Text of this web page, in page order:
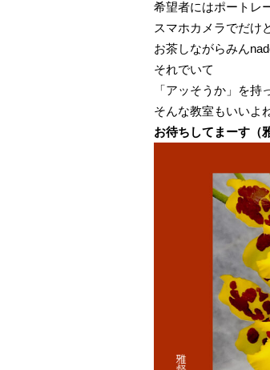
希望者にはポートレ
スマホカメラでだけ
お茶しながらみん
それでいて
「アッそうか」を持
そんな教室もいいよ
お待ちしてまーす（